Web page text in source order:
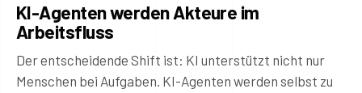
KI-Agenten werden Akteure im
Arbeitsfluss
Der entscheidende Shift ist: KI unterstützt nicht nur
Menschen bei Aufgaben. KI-Agenten werden selbst zu